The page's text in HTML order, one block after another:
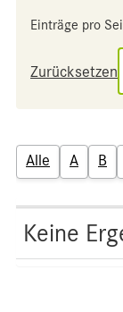
Einträge pro
Zurücksetzen
Alle A B
Keine